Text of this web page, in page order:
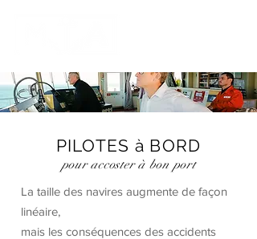
PILOTES à BORD
pour accoster à bon port
La taille des navires augmente de façon
linéaire,
mais les conséquences des accidents